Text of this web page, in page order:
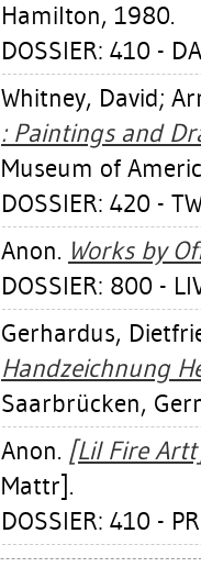
Hamilton, 1980.
DOSSIER: 410 -
Whitney, David;
: Paintings and
Museum of
DOSSIER: 420 -
Anon. Works by
DOSSIER: 800 -
Gerhardus,
Handzeichnung
Saarbrücken,
Anon. [Lil Fire
Mattr].
DOSSIER: 410 -